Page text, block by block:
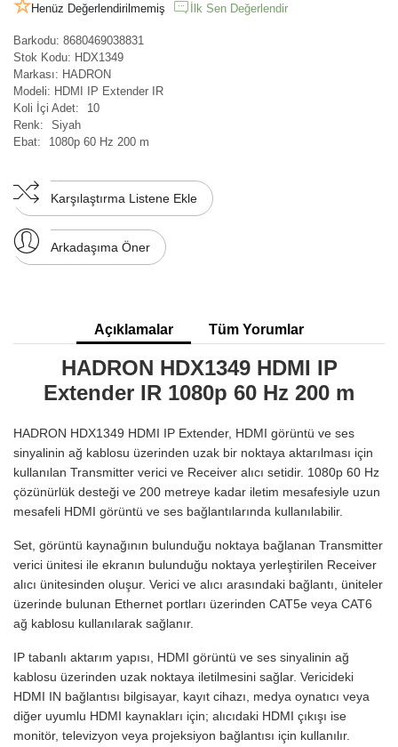
Henüz Değerlendirilmemiş İlk Sen Değerlendir
Barkodu: 8680469038831
Stok Kodu: HDX1349
Markası: HADRON
Modeli: HDMI IP Extender IR
Koli İçi Adet:
10
Renk:
Siyah
Ebat:
1080p 60 Hz 200 m
Karşılaştırma Listene Ekle
Arkadaşıma Öner
Açıklamalar Tüm Yorumlar
HADRON HDX1349 HDMI IP
Extender IR 1080p 60 Hz 200 m
HADRON HDX1349 HDMI IP Extender, HDMI görüntü ve ses
sinyalinin ağ kablosu üzerinden uzak bir noktaya aktarılması için
kullanılan Transmitter verici ve Receiver alıcı setidir. 1080p 60 Hz
çözünürlük desteği ve 200 metreye kadar iletim mesafesiyle uzun
mesafeli HDMI görüntü ve ses bağlantılarında kullanılabilir.
Set, görüntü kaynağının bulunduğu noktaya bağlanan Transmitter
verici ünitesi ile ekranın bulunduğu noktaya yerleştirilen Receiver
alıcı ünitesinden oluşur. Verici ve alıcı arasındaki bağlantı, üniteler
üzerinde bulunan Ethernet portları üzerinden CAT5e veya CAT6
ağ kablosu kullanılarak sağlanır.
IP tabanlı aktarım yapısı, HDMI görüntü ve ses sinyalinin ağ
kablosu üzerinden uzak noktaya iletilmesini sağlar. Vericideki
HDMI IN bağlantısı bilgisayar, kayıt cihazı, medya oynatıcı veya
diğer uyumlu HDMI kaynakları için; alıcıdaki HDMI çıkışı ise
monitör, televizyon veya projeksiyon bağlantısı için kullanılır.